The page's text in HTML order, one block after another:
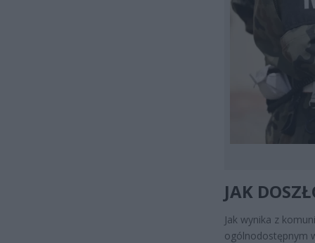
JAK
Jak wynika z
ogólnodostępnym